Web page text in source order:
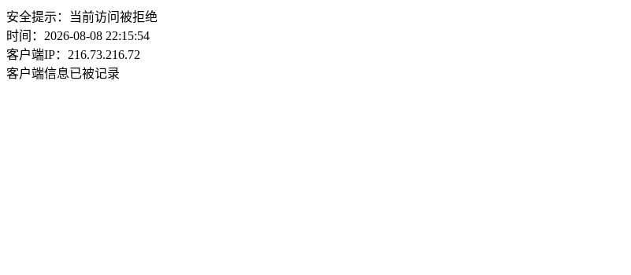
安全提示：当前访问被拒绝
时间：2026-08-08 22:15:54
客户端IP：216.73.216.72
客户端信息已被记录